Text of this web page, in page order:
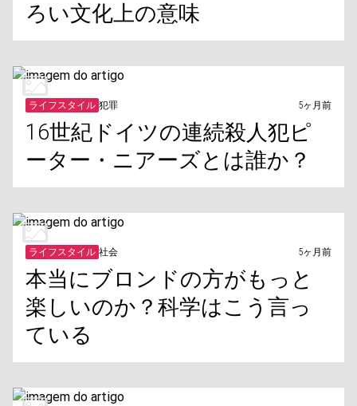
ろい文化上の意味
ライフスタイル 犯罪 5ヶ月前
16世紀ドイツの連続殺人犯ピ
ーター・ニアーズとは誰か？
ライフスタイル 社会 5ヶ月前
本当にブロンドの方がもっと
楽しいのか？科学はこう言っ
ている